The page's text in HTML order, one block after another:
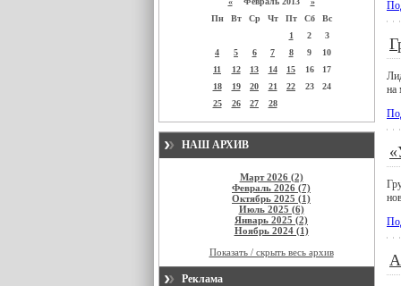
Пн
Вт Ср Чт Пт Сб
Вс
1
2
3
4
5 6 7 8 9
10
11
12 13 14 15 16
17
18
19 20 21 22 23
24
25
26 27 28
НАШ АРХИВ
Март 2026 (2)
Февраль 2026 (7)
Октябрь 2025 (1)
Июль 2025 (6)
Январь 2025 (2)
Ноябрь 2024 (1)
Показать / скрыть весь архив
Реклама
на